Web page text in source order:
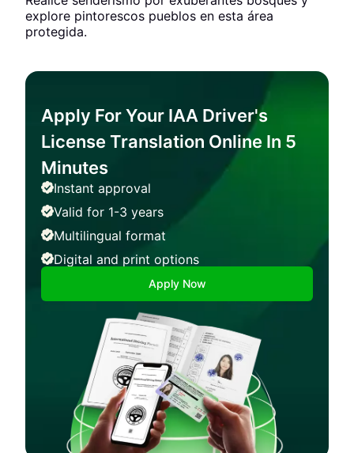
explore pintorescos pueblos en esta área
protegida.
Apply For Your IAA Driver's
License Translation Online In 5
Minutes
Instant approval
Valid for 1-3 years
Multilingual format
Digital and print options
Apply Now